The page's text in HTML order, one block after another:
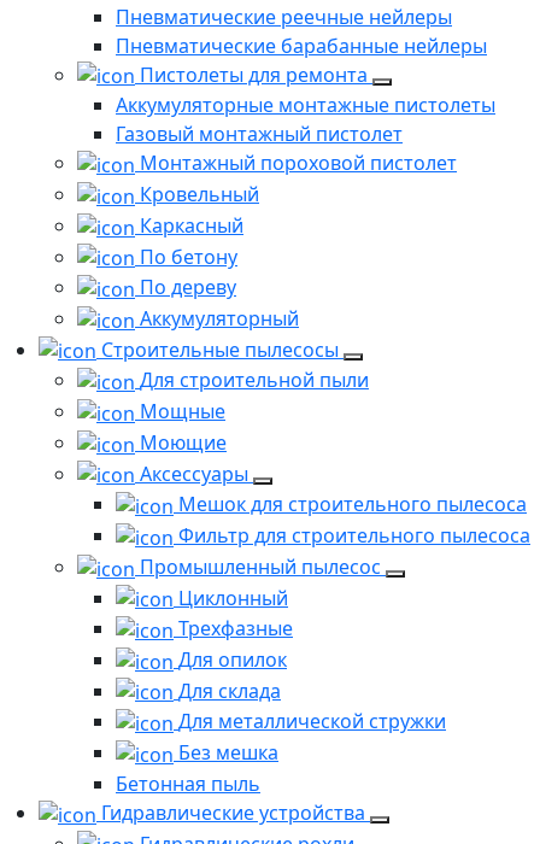
Пневматические реечные нейлеры
Пневматические барабанные нейлеры
Пистолеты для ремонта
Аккумуляторные монтажные пистолеты
Газовый монтажный пистолет
Монтажный пороховой пистолет
Кровельный
Каркасный
По бетону
По дереву
Аккумуляторный
Строительные пылесосы
Для строительной пыли
Мощные
Моющие
Аксессуары
Мешок для строительного пылесоса
Фильтр для строительного пылесоса
Промышленный пылесос
Циклонный
Трехфазные
Для опилок
Для склада
Для металлической стружки
Без мешка
Бетонная пыль
Гидравлические устройства